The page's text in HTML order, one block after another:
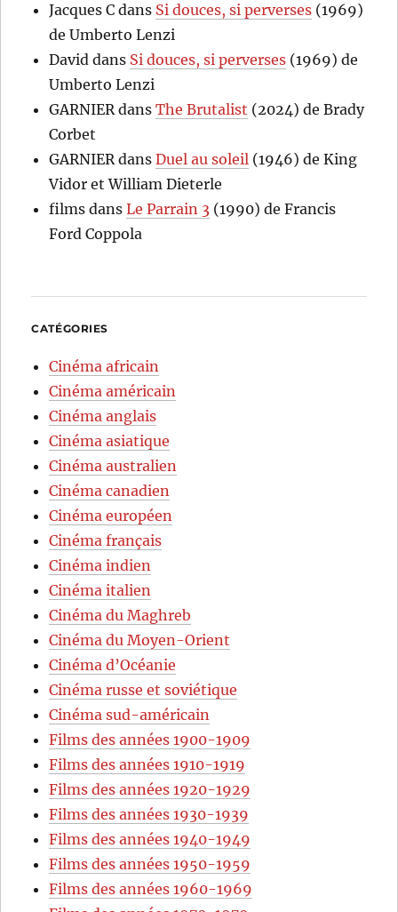
Jacques C dans Si douces, si perverses (1969)
de Umberto Lenzi
David dans Si douces, si perverses (1969) de
Umberto Lenzi
GARNIERdansThe Brutalist (2024) de Brady
Corbet
GARNIERdansDuel au soleil (1946) de King
Vidor et William Dieterle
films dansLe Parrain 3 (1990) de Francis
Ford Coppola
CATÉGORIES
Cinéma africain
Cinéma américain
Cinéma anglais
Cinéma asiatique
Cinéma australien
Cinéma canadien
Cinéma européen
Cinéma français
Cinéma indien
Cinéma italien
Cinéma du Maghreb
Cinéma du Moyen-Orient
Cinéma d’Océanie
Cinéma russe et soviétique
Cinéma sud-américain
Films des années 1900-1909
Films des années 1910-1919
Films des années 1920-1929
Films des années 1930-1939
Films des années 1940-1949
Films des années 1950-1959
Films des années 1960-1969